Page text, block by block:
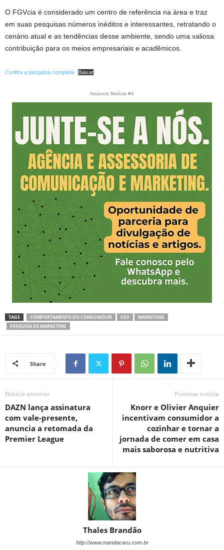
O FGVcia é considerado um centro de referência na área e traz
em suas pesquisas números inéditos e interessantes, retratando o
cenário atual e as tendências desse ambiente, sendo uma valiosa
contribuição para os meios empresariais e acadêmicos.
Confira a pesquisa completa Baixar
Anúncio Notícia #4
TAGS COMPORTAMENTO DO CONSUMIDOR FGV
MARKETING
PESQUISA DE MARKETING
Share
Notícia anterior
DAZN lança assinatura
com vale-presente,
anuncia a retomada da
Premier League
Próxima notícia
Knorr e Olivier Anquier
incentivam consumidor a
cozinhar e tornar a
jornada de comer em casa
mais saborosa e nutritiva
Thales Brandão
http://www.mandacaru.com.br